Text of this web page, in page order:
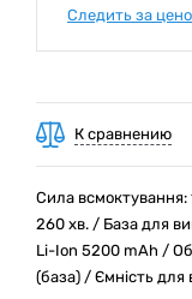
Следить за
К сравнению
Сила всмоктування:
260 хв. / База для
Li-Ion 5200 mAh /
(база) / Ємність для